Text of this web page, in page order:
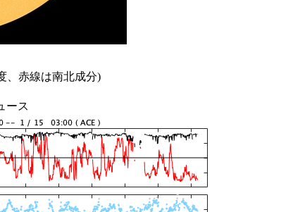
、赤線は南北成分)
ース